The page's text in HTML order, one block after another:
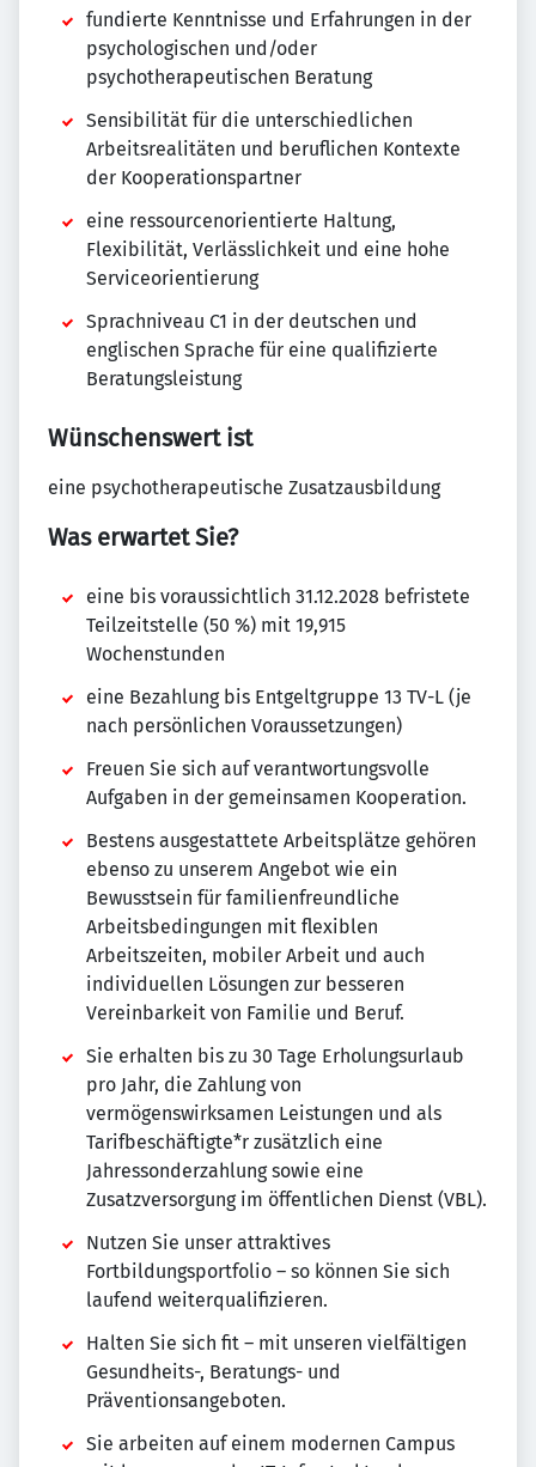
fundierte Kenntnisse und Erfahrungen in der
psychologischen und/oder
psychotherapeutischen Beratung
Sensibilität für die unterschiedlichen
Arbeitsrealitäten und beruflichen Kontexte
der Kooperationspartner
eine ressourcenorientierte Haltung,
Flexibilität, Verlässlichkeit und eine hohe
Serviceorientierung
Sprachniveau C1 in der deutschen und
englischen Sprache für eine qualifizierte
Beratungsleistung
Wünschenswert ist
eine psychotherapeutische Zusatzausbildung
Was erwartet Sie?
eine bis voraussichtlich 31.12.2028 befristete
Teilzeitstelle (50 %) mit 19,915
Wochenstunden
eine Bezahlung bis Entgeltgruppe 13 TV-L (je
nach persönlichen Voraussetzungen)
Freuen Sie sich auf verantwortungsvolle
Aufgaben in der gemeinsamen Kooperation.
Bestens ausgestattete Arbeitsplätze gehören
ebenso zu unserem Angebot wie ein
Bewusstsein für familienfreundliche
Arbeitsbedingungen mit flexiblen
Arbeitszeiten, mobiler Arbeit und auch
individuellen Lösungen zur besseren
Vereinbarkeit von Familie und Beruf.
Sie erhalten bis zu 30 Tage Erholungsurlaub
pro Jahr, die Zahlung von
vermögenswirksamen Leistungen und als
Tarifbeschäftigte*r zusätzlich eine
Jahressonderzahlung sowie eine
Zusatzversorgung im öffentlichen Dienst (VBL).
Nutzen Sie unser attraktives
Fortbildungsportfolio – so können Sie sich
laufend weiterqualifizieren.
Halten Sie sich fit – mit unseren vielfältigen
Gesundheits-, Beratungs- und
Präventionsangeboten.
Sie arbeiten auf einem modernen Campus